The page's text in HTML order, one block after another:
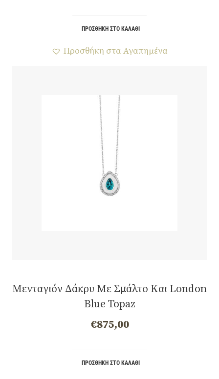
ΠΡΟΣΘΉΚΗ ΣΤΟ ΚΑΛΆΘΙ
Προσθήκη στα Αγαπημένα
Μενταγιόν Δάκρυ Με Σμάλτο Και London
Blue Topaz
€875,00
ΠΡΟΣΘΉΚΗ ΣΤΟ ΚΑΛΆΘΙ